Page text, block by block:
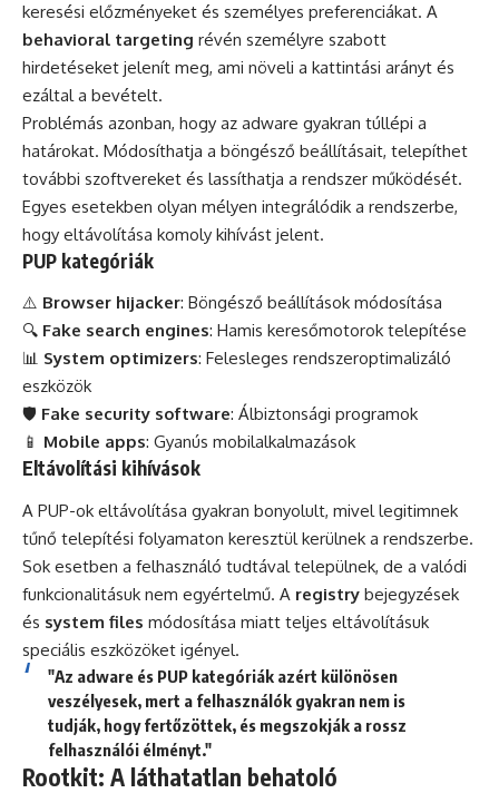
keresési előzményeket és személyes preferenciákat. A
behavioral targeting révén személyre szabott
hirdetéseket jelenít meg, ami növeli a kattintási arányt és
ezáltal a bevételt.
Problémás azonban, hogy az adware gyakran túllépi a
határokat. Módosíthatja a böngésző beállításait, telepíthet
további szoftvereket és lassíthatja a rendszer működését.
Egyes esetekben olyan mélyen integrálódik a rendszerbe,
hogy eltávolítása komoly kihívást jelent.
PUP kategóriák
⚠️ Browser hijacker: Böngésző beállítások módosítása
🔍 Fake search engines: Hamis keresőmotorok telepítése
📊 System optimizers: Felesleges rendszeroptimalizáló
eszközök
🛡️ Fake security software: Álbiztonsági programok
📱 Mobile apps: Gyanús mobilalkalmazások
Eltávolítási kihívások
A PUP-ok eltávolítása gyakran bonyolult, mivel legitimnek
tűnő telepítési folyamaton keresztül kerülnek a rendszerbe.
Sok esetben a felhasználó tudtával települnek, de a valódi
funkcionalitásuk nem egyértelmű. A registry bejegyzések
és system files módosítása miatt teljes eltávolításuk
speciális eszközöket igényel.
"Az adware és PUP kategóriák azért különösen
veszélyesek, mert a felhasználók gyakran nem is
tudják, hogy fertőzöttek, és megszokják a rossz
felhasználói élményt."
Rootkit: A láthatatlan behatoló